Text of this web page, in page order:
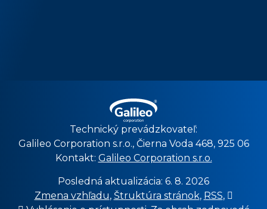
Technický prevádzkovateľ:
Galileo Corporation s.r.o., Čierna Voda 468, 925 06
Kontakt: Galileo Corporation s.r.o.
Posledná aktualizácia: 6. 8. 2026
Zmena vzhľadu, Štruktúra stránok, RSS,